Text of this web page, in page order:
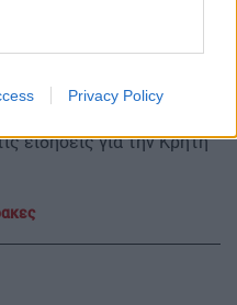
Privacy Policy
καύσιμο λόγω
ειδήσεις για την Κρήτη